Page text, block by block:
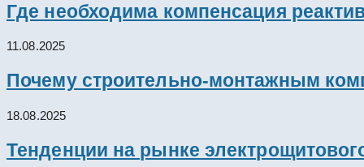
Где необходима компенсация
11.08.2025
Почему строительно-монтажным
18.08.2025
Тенденции на рынке